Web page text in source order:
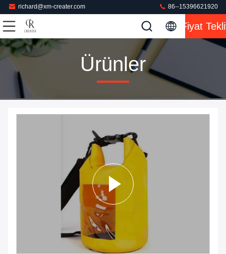
richard@xm-creater.com 86--15396621920
Fiyat
Ürünler